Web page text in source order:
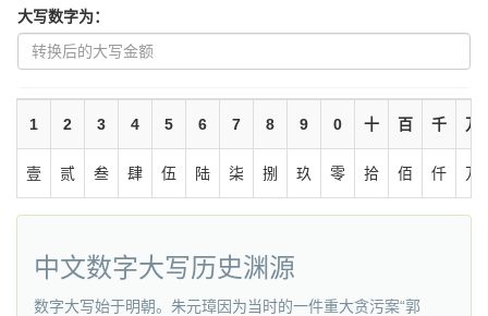
大写数字为：
1 2 3 4 5 6 7 8 9 0 十 百 千 万
壹 贰 叁 肆 伍 陆 柒 捌 玖 零 拾 佰 仟 万
中文数字大写历史渊源
数字大写始于明朝。朱元璋因为当时的一件重大贪污案“郭